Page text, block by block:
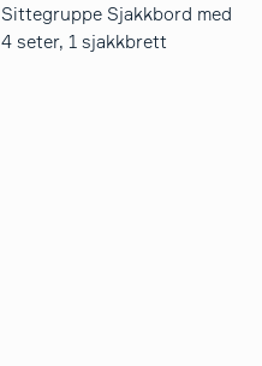
Sittegruppe Sjakkbord med
4 seter, 1 sjakkbrett